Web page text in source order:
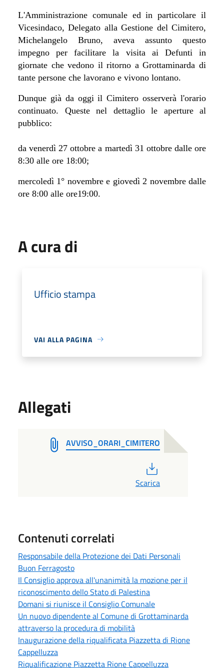
L'Amministrazione comunale ed in particolare il
Vicesindaco, Delegato alla Gestione del Cimitero,
Michelangelo Bruno, aveva assunto questo
impegno per facilitare la visita ai Defunti in
giornate che vedono il ritorno a Grottaminarda di
tante persone che lavorano e vivono lontano.
Dunque già da oggi il Cimitero osserverà l'orario
continuato. Queste nel dettaglio le aperture al
pubblico:
da venerdì 27 ottobre a martedì 31 ottobre dalle ore
8:30 alle ore 18:00;
mercoledì 1° novembre e giovedì 2 novembre dalle
ore 8:00 alle ore19:00.
A cura di
Ufficio stampa
VAI ALLA PAGINA
Allegati
AVVISO_ORARI_CIMITERO
Scarica
Contenuti correlati
Responsabile della Protezione dei Dati Personali
Buon Ferragosto
Il Consiglio approva all'unanimità la mozione per il
riconoscimento dello Stato di Palestina
Domani si riunisce il Consiglio Comunale
Un nuovo dipendente al Comune di Grottaminarda
attraverso la procedura di mobilità
Inaugurazione della riqualificata Piazzetta di Rione
Cappelluzza
Riqualificazione Piazzetta Rione Cappelluzza